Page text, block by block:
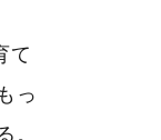
て
っ
。